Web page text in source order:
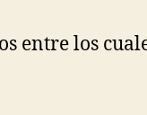
entre los